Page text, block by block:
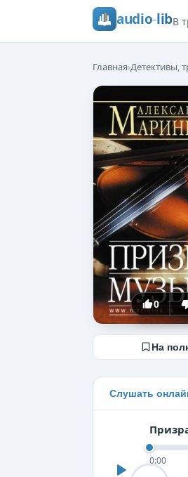
audio-libВ
Главная›Детективы,
0
На
Слушать
0:00